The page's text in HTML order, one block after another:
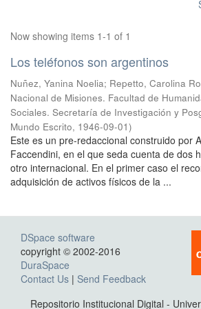
Now showing items 1-1 of 1
Los teléfonos son argentinos
Nuñez, Yanina Noelia; Repetto, Carolina
Nacional de Misiones. Facultad de
Sociales. Secretaría de Investigación y
Mundo Escrito, 1946-09-01)
Este es un pre-redaccional construido por
Faccendini, en el que seda cuenta de dos
otro internacional. En el primer caso el
adquisición de activos físicos de la ...
DSpace software
copyright © 2002-2016
DuraSpace
Contact Us | Send Feedback
Repositorio Institucional Digital -